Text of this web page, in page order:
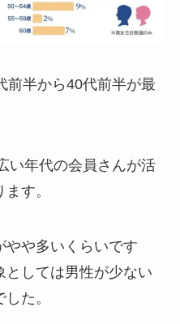
前半から40代前半が最
い年代の会員さんが活
す。
やや多いくらいです
としては男性が少ない
た。